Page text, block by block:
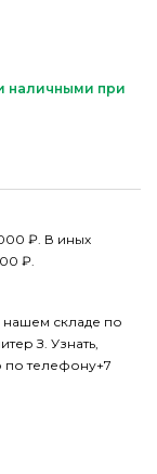
наличными при
₽. В иных
₽.
нашем складе по
З. Узнать,
по телефону+7